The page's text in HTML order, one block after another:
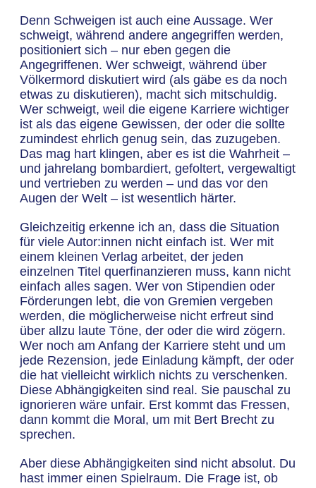
Denn Schweigen ist auch eine Aussage. Wer
schweigt, während andere angegriffen werden,
positioniert sich – nur eben gegen die
Angegriffenen. Wer schweigt, während über
Völkermord diskutiert wird (als gäbe es da noch
etwas zu diskutieren), macht sich mitschuldig.
Wer schweigt, weil die eigene Karriere wichtiger
ist als das eigene Gewissen, der oder die sollte
zumindest ehrlich genug sein, das zuzugeben.
Das mag hart klingen, aber es ist die Wahrheit –
und jahrelang bombardiert, gefoltert, vergewaltigt
und vertrieben zu werden – und das vor den
Augen der Welt – ist wesentlich härter.
Gleichzeitig erkenne ich an, dass die Situation
für viele Autor:innen nicht einfach ist. Wer mit
einem kleinen Verlag arbeitet, der jeden
einzelnen Titel querfinanzieren muss, kann nicht
einfach alles sagen. Wer von Stipendien oder
Förderungen lebt, die von Gremien vergeben
werden, die möglicherweise nicht erfreut sind
über allzu laute Töne, der oder die wird zögern.
Wer noch am Anfang der Karriere steht und um
jede Rezension, jede Einladung kämpft, der oder
die hat vielleicht wirklich nichts zu verschenken.
Diese Abhängigkeiten sind real. Sie pauschal zu
ignorieren wäre unfair. Erst kommt das Fressen,
dann kommt die Moral, um mit Bert Brecht zu
sprechen.
Aber diese Abhängigkeiten sind nicht absolut. Du
hast immer einen Spielraum. Die Frage ist, ob